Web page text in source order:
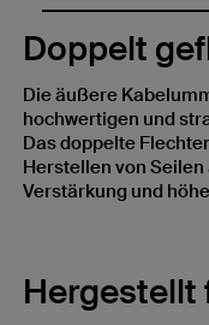
Doppelt
Die äußere
hochwertigen und
Das doppelte
Herstellen von
Verstärkung und
Hergestellt